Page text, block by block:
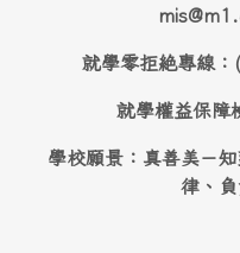
就學零拒絶專線
就學權益保障
學校願景：真善美－
律、